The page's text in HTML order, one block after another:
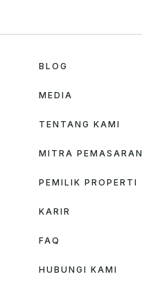
BLOG
MEDIA
TENTANG KAMI
MITRA PEMASARAN
PEMILIK PROPERTI
KARIR
FAQ
HUBUNGI KAMI